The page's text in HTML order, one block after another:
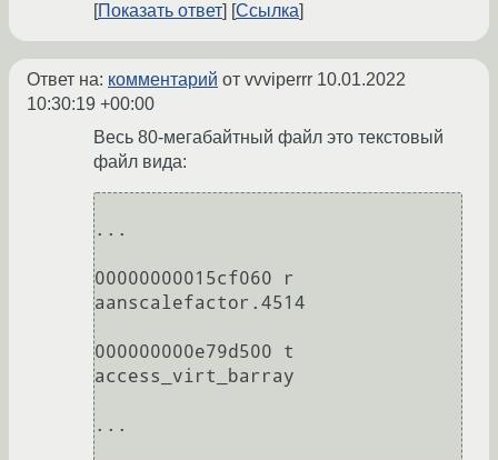
Показать ответ Ссылка
Ответ на: комментарий от vvviperrr 10.01.2022
10:30:19 +00:00
Весь 80-мегабайтный файл это текстовый
файл вида:
...
00000000015cf060 r
aanscalefactor.4514
000000000e79d500 t
access_virt_barray
...